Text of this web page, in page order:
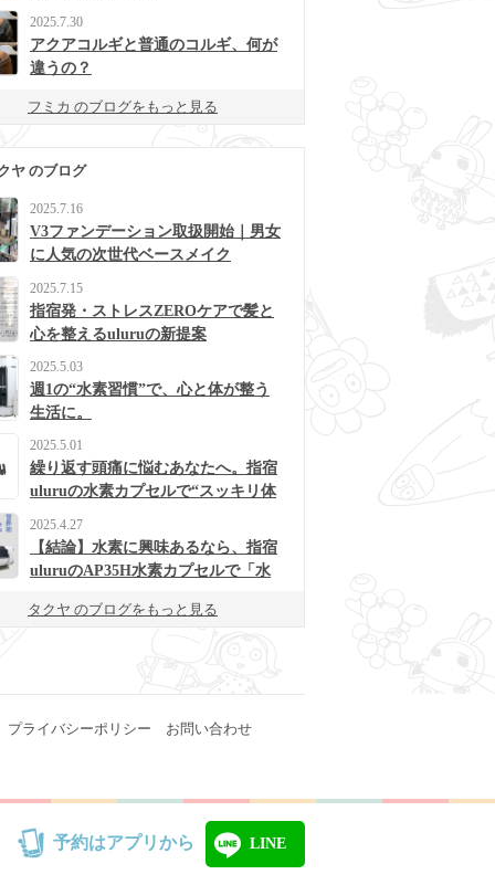
2025.7.30
アクアコルギと普通のコルギ、何が
違うの？
フミカ のブログをもっと見る
ヤ のブログ
2025.7.16
V3ファンデーション取扱開始｜男女
に人気の次世代ベースメイク
2025.7.15
指宿発・ストレスZEROケアで髪と
心を整えるuluruの新提案
2025.5.03
週1の“水素習慣”で、心と体が整う
生活に。
2025.5.01
繰り返す頭痛に悩むあなたへ。指宿
uluruの水素カプセルで“スッキリ体
2025.4.27
【結論】水素に興味あるなら、指宿
uluruのAP35H水素カプセルで「水
タクヤ のブログをもっと見る
プライバシーポリシー お問い合わせ
予約はアプリから LINE